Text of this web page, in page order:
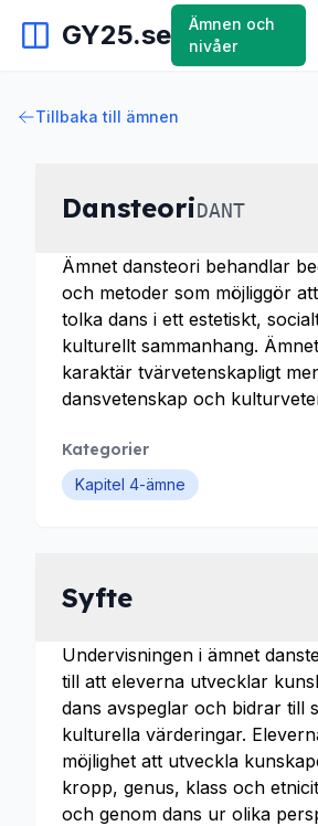
GY25.se
Ämnen och
nivåer
Tillbaka till ämnen
DansteoriDANT
Ämnet dansteori behandlar
och metoder som möjliggör
tolka dans i ett estetiskt,
kulturellt sammanhang.
karaktär tvärvetenskapligt
dansvetenskap och
Kategorier
Kapitel 4-ämne
Syfte
Undervisningen i ämnet
till att eleverna utvecklar
dans avspeglar och bidrar till
kulturella värderingar.
möjlighet att utveckla
kropp, genus, klass och
och genom dans ur olika